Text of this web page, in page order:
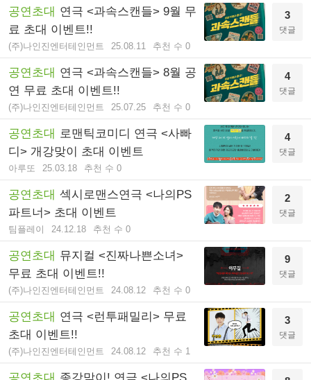
공연초대 연극 <과속스캔들> 9월 무
료 초대 이벤트!!
(주)나인진엔터테인먼트 25.08.11 추천 수 0
3
댓글
공연초대 연극 <과속스캔들> 8월 공
연 무료 초대 이벤트!!
(주)나인진엔터테인먼트 25.07.25 추천 수 0
4
댓글
공연초대 로맨틱코미디 연극 <사빠
디> 개강맞이 초대 이벤트
아루또 25.03.18 추천 수 0
4
댓글
공연초대 섹시로맨스연극 <나의PS
파트너> 초대 이벤트
팀플레이 24.12.18 추천 수 0
2
댓글
공연초대 뮤지컬 <진짜나쁜소녀>
무료 초대 이벤트!!
(주)나인진엔터테인먼트 24.08.12 추천 수 0
9
댓글
공연초대 연극 <런투패밀리> 무료
초대 이벤트!!
(주)나인진엔터테인먼트 24.08.12 추천 수 1
3
댓글